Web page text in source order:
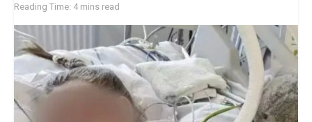
Reading Time: 4 mins read